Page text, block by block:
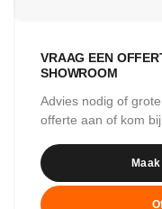
VRAAG EEN
SHOWROOM
Advies nodig of
offerte aan of kom